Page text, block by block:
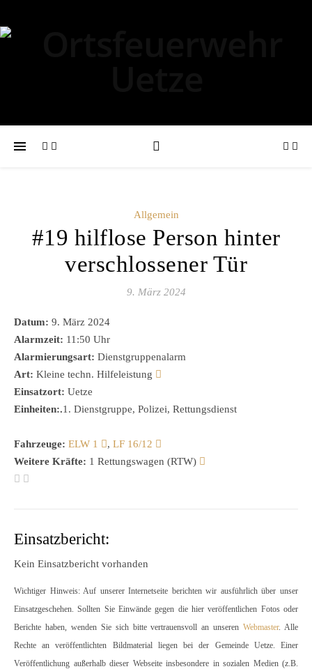
Allgemein
#19 hilflose Person hinter
verschlossener Tür
9. März 2024
Datum: 9. März 2024
Alarmzeit: 11:50 Uhr
Alarmierungsart: Dienstgruppenalarm
Art: Kleine techn. Hilfeleistung
Einsatzort: Uetze
Einheiten:.1. Dienstgruppe, Polizei, Rettungsdienst
Fahrzeuge: ELW 1 , LF 16/12
Weitere Kräfte: 1 Rettungswagen (RTW)
Einsatzbericht:
Kein Einsatzbericht vorhanden
Wichtiger Hinweis: Auf unserer Internetseite berichten wir ausführlich über unser
Einsatzgeschehen. Sollten Sie Einwände gegen die hier veröffentlichen Fotos oder
Berichte haben, wenden Sie sich bitte vertrauensvoll an unserenWebmaster. Alle
Rechte an veröffentlichten Bildmaterial liegen bei der Gemeinde Uetze. Einer
Veröffentlichung außerhalb dieser Webseite insbesondere in sozialen Medien (z.B.